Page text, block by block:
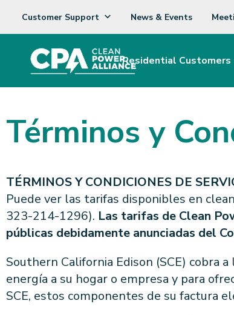
Customer Support News & Events
Residential Customers
Términos y
TÉRMINOS Y CONDICIONES DE
Puede ver las tarifas disponibles en
323-214-1296). Las tarifas de Clean
públicas debidamente anunciadas del
Southern California Edison (SCE) cobra
energía a su hogar o empresa y para
SCE, estos componentes de su factura